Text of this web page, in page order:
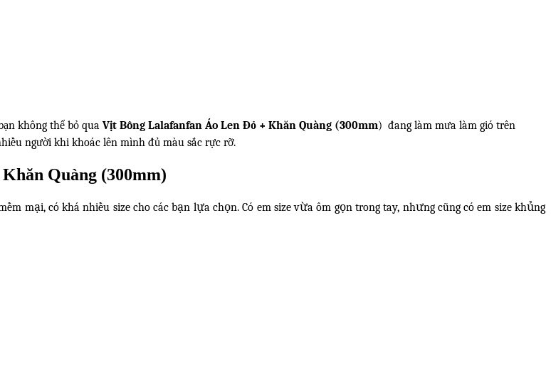
không thể bỏ qua Vịt Bông Lalafanfan Áo Len Đỏ + Khăn Quàng (300mm) đang làm mưa làm gió trên
người khi khoác lên mình đủ màu sắc rực rỡ.
Quàng (300mm)
mại, có khá nhiều size cho các bạn lựa chọn. Có em size vừa ôm gọn trong tay, nhưng cũng có em size khủng